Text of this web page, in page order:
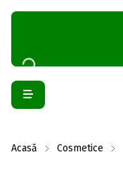
Acasă Cosmetice